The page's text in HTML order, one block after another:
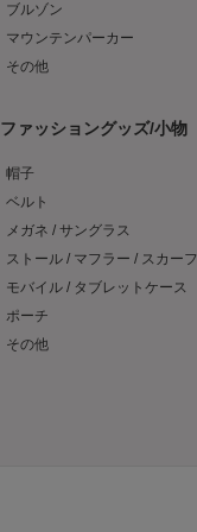
ブルゾン
マウンテンパーカー
その他
ファッショングッズ/小物
帽子
ベルト
メガネ / サングラス
ストール / マフラー / スカーフ
モバイル / タブレットケース
ポーチ
その他